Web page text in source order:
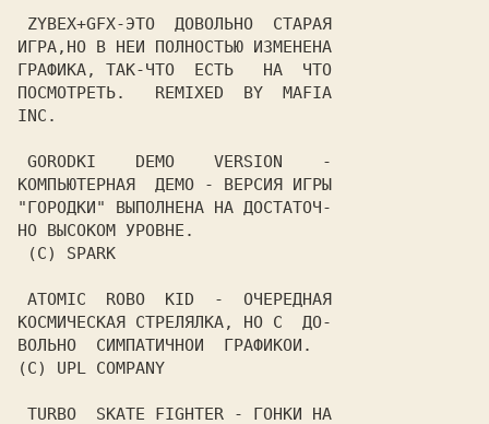
ИГРА,НО В НЕИ ПОЛНОСТЬЮ ИЗМЕНЕНА
ГРАФИКА, ТАК-ЧТО  ЕСТЬ   НА  ЧТО
ПОСМОТРЕТЬ.   REMIXED  BY  MAFIA
INC.
КОМПЬЮТЕРНАЯ  ДЕМО - ВЕРСИЯ ИГРЫ
"ГОРОДКИ" ВЫПОЛНЕНА НА ДОСТАТОЧ-
НО ВЫСОКОМ УРОВНЕ.
КОСМИЧЕСКАЯ СТРЕЛЯЛКА, НО С  ДО-
ВОЛЬНО  СИМПАТИЧНОИ  ГРАФИКОИ.
(C) UPL COMPANY